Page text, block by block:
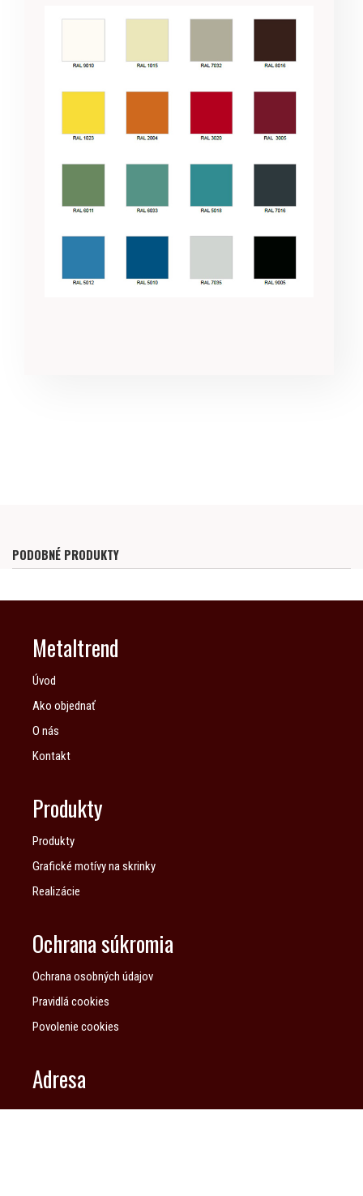
PODOBNÉ PRODUKTY
Metaltrend
Úvod
Ako objednať
O nás
Kontakt
Produkty
Produkty
Grafické motívy na skrinky
Realizácie
Ochrana súkromia
Ochrana osobných údajov
Pravidlá cookies
Povolenie cookies
Adresa